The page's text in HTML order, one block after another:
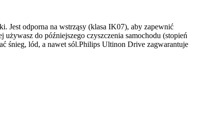
Jest odporna na wstrząsy (klasa IK07), aby zapewnić
do późniejszego czyszczenia samochodu (stopień
śnieg, lód, a nawet sól.Philips Ultinon Drive zagwarantuje